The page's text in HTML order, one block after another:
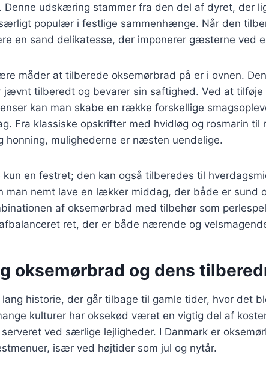
Denne udskæring stammer fra den del af dyret, der
populær i festlige sammenhænge. Når den
en sand delikatesse, der imponerer gæsterne ved
måder at tilberede oksemørbrad på er i ovnen.
jævnt tilberedt og bevarer sin saftighed. Ved at tilføje
kan man skabe en række forskellige
Fra klassiske opskrifter med hvidløg og rosmarin til
honning, mulighederne er næsten uendelige.
kun en festret; den kan også tilberedes til
man nemt lave en lækker middag, der både er sund
af oksemørbrad med tilbehør som
ret, der er både nærende og
oksemørbrad og dens
historie, der går tilbage til gamle tider, hvor det
kulturer har oksekød været en vigtig del af
ved særlige lejligheder. I Danmark er
især ved højtider som jul og nytår.